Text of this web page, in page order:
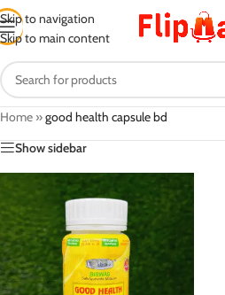
Skip to navigation
Skip to main content
Home »good health capsule bd
Show sidebar